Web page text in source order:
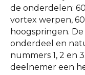
de onderdelen:
vortex werpen,
hoogspringen.
onderdeel en
nummers 1, 2 en
deelnemer een